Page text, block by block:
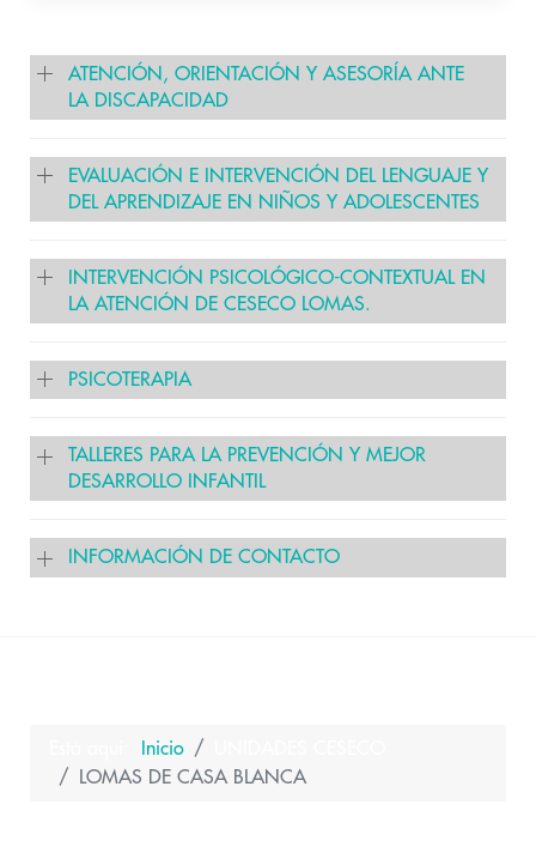
ATENCIÓN, ORIENTACIÓN Y ASESORÍA ANTE
LA DISCAPACIDAD
EVALUACIÓN E INTERVENCIÓN DEL LENGUAJE Y
DEL APRENDIZAJE EN NIÑOS Y ADOLESCENTES
INTERVENCIÓN PSICOLÓGICO-CONTEXTUAL EN
LA ATENCIÓN DE CESECO LOMAS.
PSICOTERAPIA
TALLERES PARA LA PREVENCIÓN Y MEJOR
DESARROLLO INFANTIL
INFORMACIÓN DE CONTACTO
Inicio
LOMAS DE CASA BLANCA